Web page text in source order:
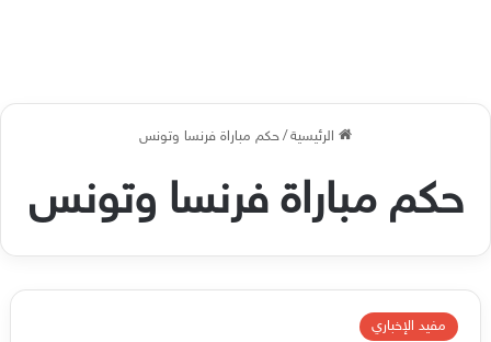
الرئيسية/حكم مباراة فرنسا وتونس
حكم مباراة فرنسا وتونس
مفيد الإخباري